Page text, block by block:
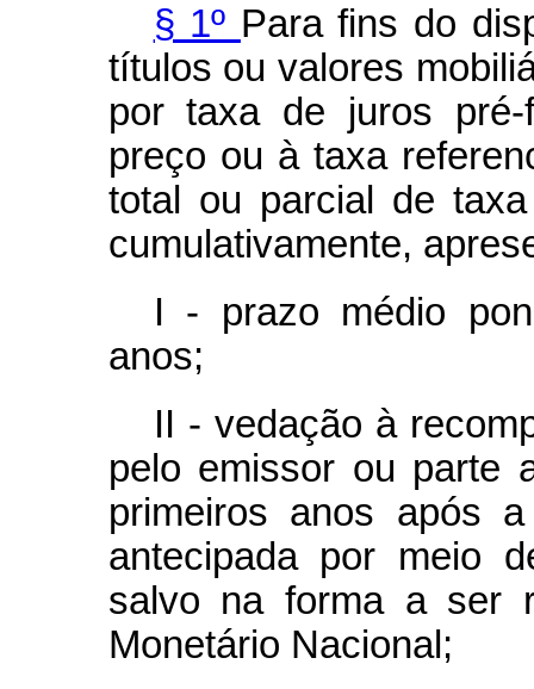
§ 1º Para fins do
títulos ou valores
por taxa de juros
preço ou à taxa
total ou parcial de
cumulativamente,
I - prazo médio
anos;
II - vedação à
pelo emissor ou parte
primeiros anos após
antecipada por meio
salvo na forma a ser
Monetário Nacional;